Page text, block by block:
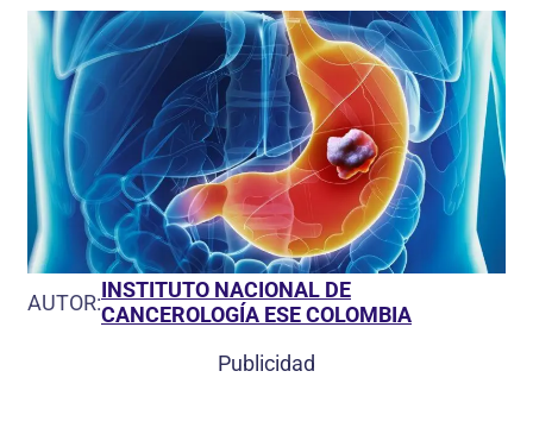
AUTOR:INSTITUTO NACIONAL DE
CANCEROLOGÍA ESE COLOMBIA
Publicidad